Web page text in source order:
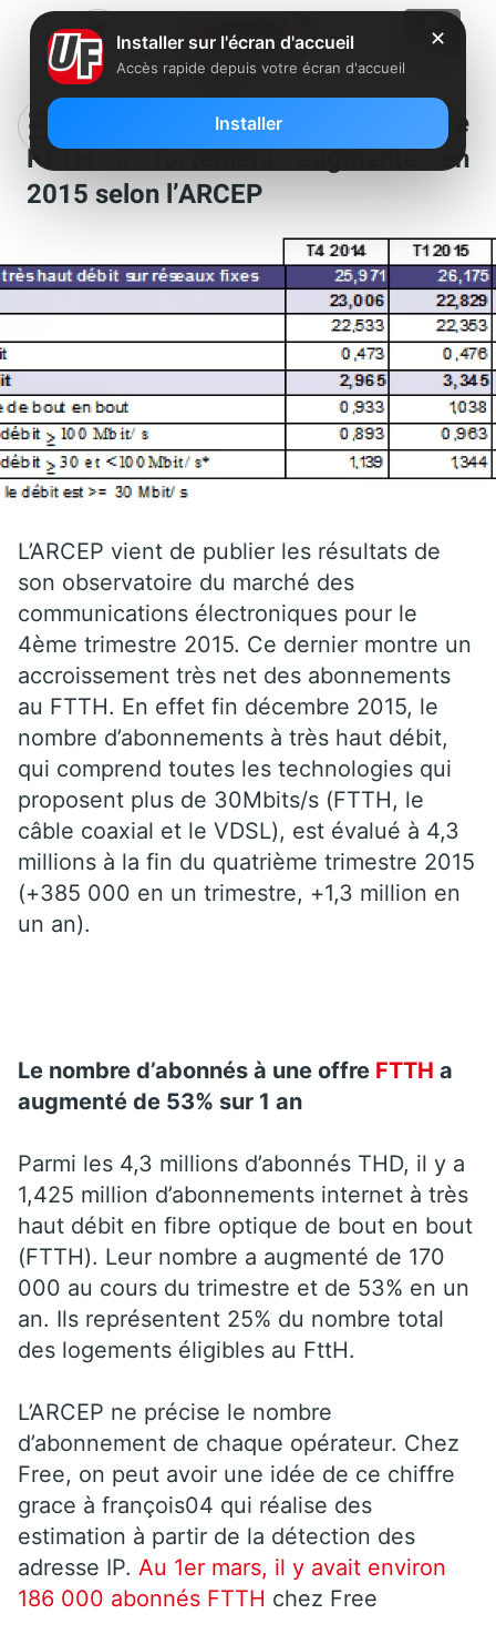
Le nombre d’abonnés à une offre
FTTH a fortement augmenté en
2015 selon l’ARCEP
L’ARCEP vient de publier les résultats de
son observatoire du marché des
communications électroniques pour le
4ème trimestre 2015. Ce dernier montre un
accroissement très net des abonnements
au FTTH. En effet fin décembre 2015, le
nombre d’abonnements à très haut débit,
qui comprend toutes les technologies qui
proposent plus de 30Mbits/s (FTTH, le
câble coaxial et le VDSL), est évalué à 4,3
millions à la fin du quatrième trimestre 2015
(+385 000 en un trimestre, +1,3 million en
un an).
Le nombre d’abonnés à une offre FTTH a
augmenté de 53% sur 1 an
Parmi les 4,3 millions d’abonnés THD, il y a
1,425 million d’abonnements internet à très
haut débit en fibre optique de bout en bout
(FTTH). Leur nombre a augmenté de 170
000 au cours du trimestre et de 53% en un
an. Ils représentent 25% du nombre total
des logements éligibles au FttH.
L’ARCEP ne précise le nombre
d’abonnement de chaque opérateur. Chez
Free, on peut avoir une idée de ce chiffre
grace à françois04 qui réalise des
estimation à partir de la détection des
adresse IP. Au 1er mars, il y avait environ
186 000 abonnés FTTH chez Free
✕
Installer sur l'écran d'accueil
Accès rapide depuis votre écran d'accueil
Installer